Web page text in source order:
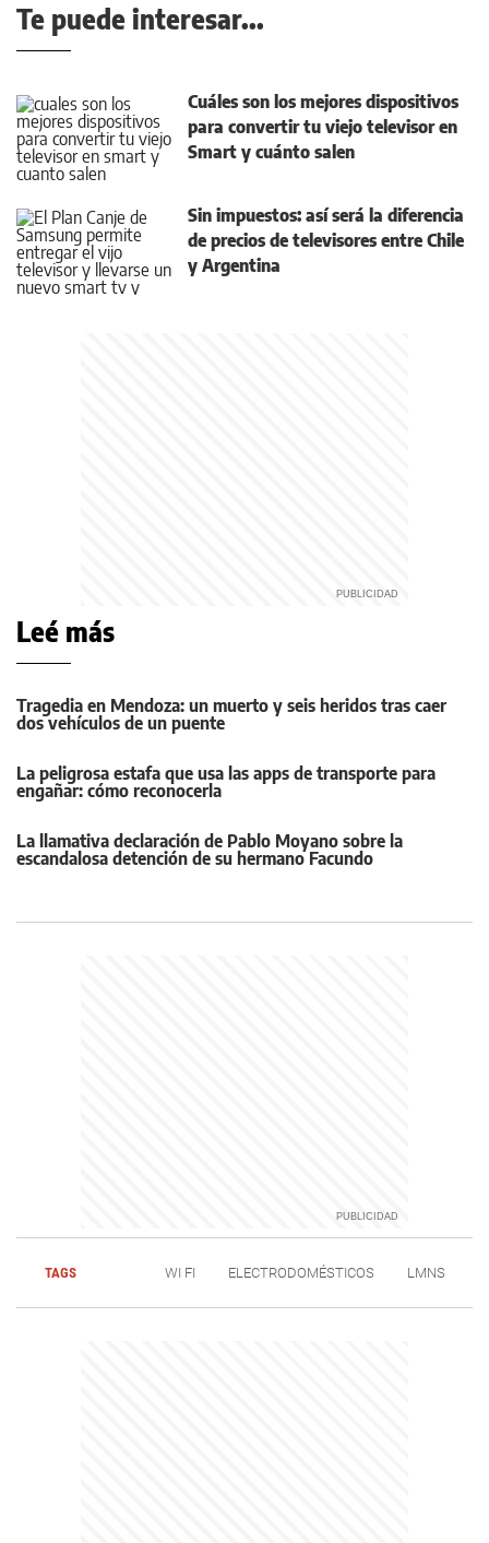
Te puede interesar...
Cuáles son los mejores dispositivos
para convertir tu viejo televisor en
Smart y cuánto salen
Sin impuestos: así será la diferencia
de precios de televisores entre Chile
y Argentina
Leé más
Tragedia en Mendoza: un muerto y seis heridos tras caer
dos vehículos de un puente
La peligrosa estafa que usa las apps de transporte para
engañar: cómo reconocerla
La llamativa declaración de Pablo Moyano sobre la
escandalosa detención de su hermano Facundo
TAGS WI FI ELECTRODOMÉSTICOS LMNS